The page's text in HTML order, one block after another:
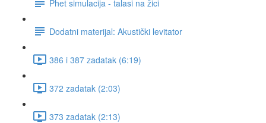
Phet simulacija - talasi na žici
Dodatni materijal: Akustički levitator
386 i 387 zadatak (6:19)
372 zadatak (2:03)
373 zadatak (2:13)